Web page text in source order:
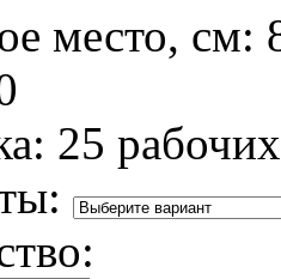
место, см:
25